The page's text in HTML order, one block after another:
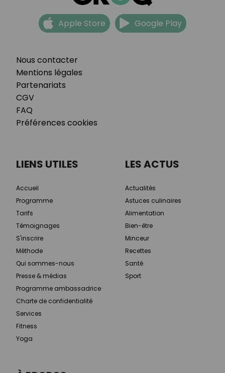
Nous contacter
Mentions légales
Partenariats
CGV
FAQ
Préférences cookies
Apple Store Google Play
LIENS UTILES
Accueil
Programme
Tarifs
Témoignages
S'inscrire
Méthode
Qui sommes-nous
Presse & médias
Programme ambassadrice
Charte de confidentialité
Services
Fitness
Yoga
LES ACTUS
Actualités
Astuces culinaires
Alimentation
Bien-être
Minceur
Recettes
Santé
Sport